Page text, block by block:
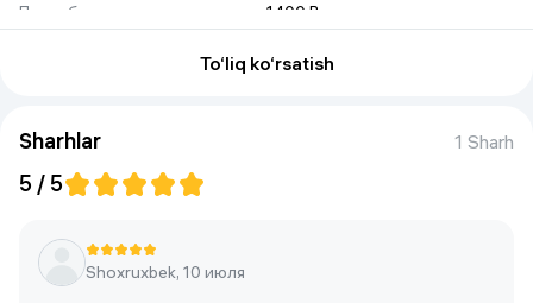
Потребляемая мощность
1400 Вт
Максимальное давление
110 bar
Габариты и вес
Вес
Особенности
Насадки
To‘liq ko‘rsatish
Sharhlar 1 Sharh
5 / 5
Shoxruxbek, 10 июля